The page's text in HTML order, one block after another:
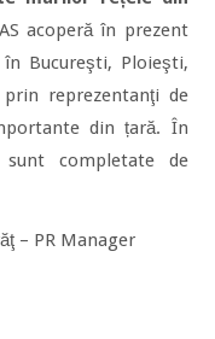
acoperă în prezent
Bucureşti, Ploieşti,
reprezentanţi de
din țară. În
sunt completate de
– PR Manager